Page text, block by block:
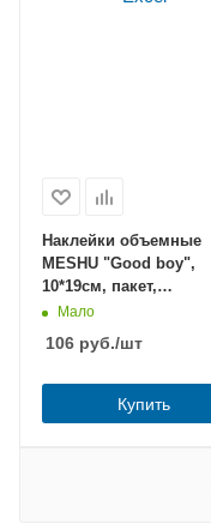
Наклейки объемные
MESHU "Good boy",
10*19см, пакет,
европодвес
Мало
106 руб./шт
Купить